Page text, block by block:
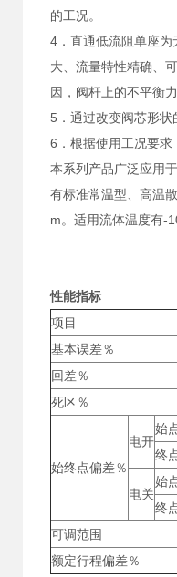
的工况。
4．直通低流阻单座
大、流量特性精确、
因，阀杆上的不平衡
5．通过改变阀芯形
6．根据使用工况要
本系列产品广泛应用
有标准常温型、高温
m。适用流体温度有-
性能指标
项目
基本误差％
回差％
死区％
始终点偏差％
电开
始
终
电关
始
终
可调范围
额定行程偏差％